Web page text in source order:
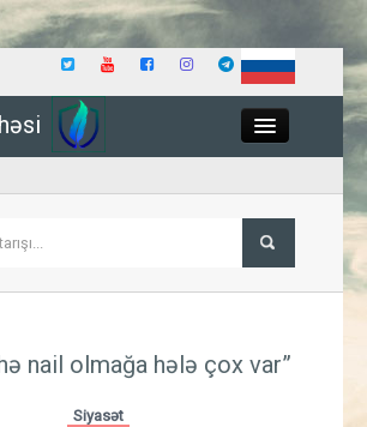
İqtisadiyyat
nail olmağa hələ çox var”
Siyasət